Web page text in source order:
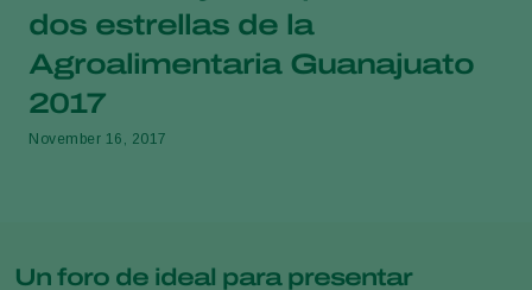
dos estrellas de la
Agroalimentaria Guanajuato
2017
November 16, 2017
Un foro de ideal para presentar